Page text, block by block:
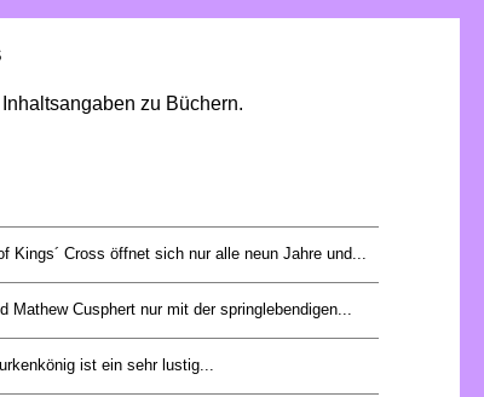
zu Büchern.
Kings´ Cross öffnet sich nur alle neun Jahre und...
Mathew Cusphert nur mit der springlebendigen...
ist ein sehr lustig...